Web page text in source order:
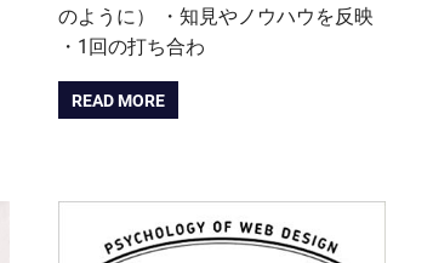
のように） ・知見やノウハウを反映
・1回の打ち合わ
READ MORE